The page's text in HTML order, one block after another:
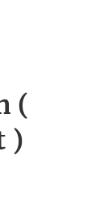
(
)